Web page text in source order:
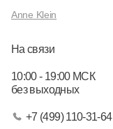
Anne Klein
На связи
10:00 - 19:00 МСК
без выходных
+7 (499) 110-31-64